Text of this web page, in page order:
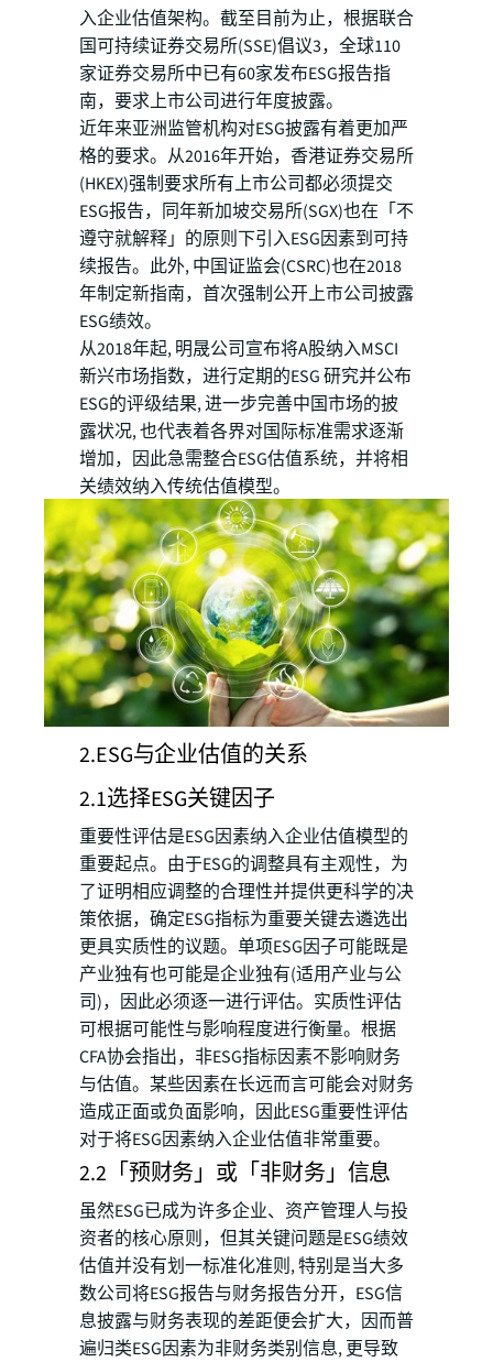
入企业估值架构。截至目前为止，根据联合
国可持续证券交易所(SSE)倡议3，全球110
家证券交易所中已有60家发布ESG报告指
南，要求上市公司进行年度披露。
近年来亚洲监管机构对ESG披露有着更加严
格的要求。从2016年开始，香港证券交易所
(HKEX)强制要求所有上市公司都必须提交
ESG报告，同年新加坡交易所(SGX)也在「不
遵守就解释」的原则下引入ESG因素到可持
续报告。此外, 中国证监会(CSRC)也在2018
年制定新指南，首次强制公开上市公司披露
ESG绩效。
从2018年起, 明晟公司宣布将A股纳入MSCI
新兴市场指数，进行定期的ESG 研究并公布
ESG的评级结果, 进一步完善中国市场的披
露状况, 也代表着各界对国际标准需求逐渐
增加，因此急需整合ESG估值系统，并将相
关绩效纳入传统估值模型。
2.ESG与企业估值的关系
2.1选择ESG关键因子
重要性评估是ESG因素纳入企业估值模型的
重要起点。由于ESG的调整具有主观性，为
了证明相应调整的合理性并提供更科学的决
策依据，确定ESG指标为重要关键去遴选出
更具实质性的议题。单项ESG因子可能既是
产业独有也可能是企业独有(适用产业与公
司)，因此必须逐一进行评估。实质性评估
可根据可能性与影响程度进行衡量。根据
CFA协会指出，非ESG指标因素不影响财务
与估值。某些因素在长远而言可能会对财务
造成正面或负面影响，因此ESG重要性评估
对于将ESG因素纳入企业估值非常重要。
2.2「预财务」或「非财务」信息
虽然ESG已成为许多企业、资产管理人与投
资者的核心原则，但其关键问题是ESG绩效
估值并没有划一标准化准则, 特别是当大多
数公司将ESG报告与财务报告分开，ESG信
息披露与财务表现的差距便会扩大，因而普
遍归类ESG因素为非财务类别信息, 更导致